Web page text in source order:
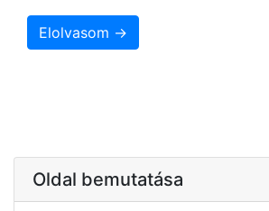
Elolvasom →
Oldal bemutatása